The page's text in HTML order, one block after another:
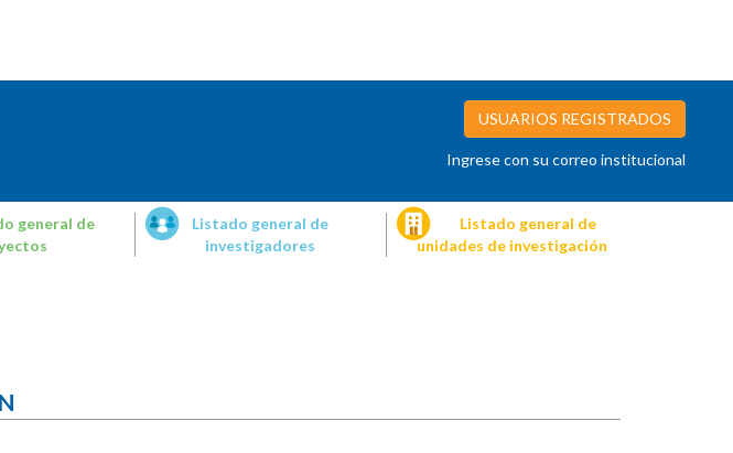
USUARIOS REGISTRADOS
Ingrese con su correo institucional
general de
Listado general de
investigadores
Listado general de
unidades de investigación